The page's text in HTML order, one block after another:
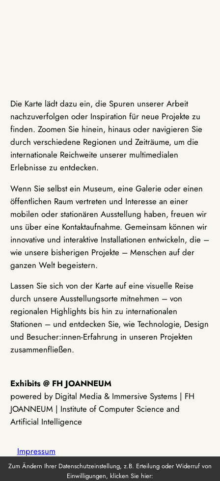
Die Karte lädt dazu ein, die Spuren unserer Arbeit
nachzuverfolgen oder Inspiration für neue Projekte zu
finden. Zoomen Sie hinein, hinaus oder navigieren Sie
durch verschiedene Regionen und Zeiträume, um die
internationale Reichweite unserer multimedialen
Erlebnisse zu entdecken.
Wenn Sie selbst ein Museum, eine Galerie oder einen
öffentlichen Raum vertreten und Interesse an einer
mobilen oder stationären Ausstellung haben, freuen wir
uns über eine Kontaktaufnahme. Gemeinsam können wir
innovative und interaktive Installationen entwickeln, die –
wie unsere bisherigen Projekte – Menschen auf der
ganzen Welt begeistern.
Lassen Sie sich von der Karte auf eine visuelle Reise
durch unsere Ausstellungsorte mitnehmen – von
regionalen Highlights bis hin zu internationalen
Stationen – und entdecken Sie, wie Technologie, Design
und Besucher:innen-Erfahrung in unseren Projekten
zusammenfließen.
Exhibits @ FH JOANNEUM
powered by Digital Media & Immersive Systems | FH
JOANNEUM | Institute of Computer Science and
Artificial Intelligence
Impressum
Zum Ändern Ihrer Datenschutzeinstellung, z.B. Erteilung oder Widerruf von
Einwilligungen, klicken Sie hier: